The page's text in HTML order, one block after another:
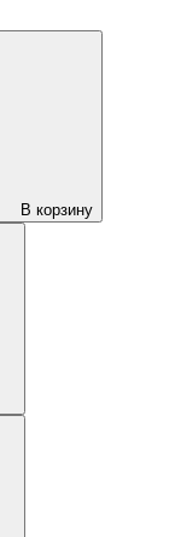
В корзину